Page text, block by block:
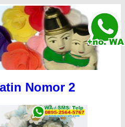
Nomor 2